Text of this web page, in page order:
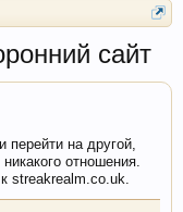
сайт
перейти на другой,
отношения.
streakrealm.co.uk.